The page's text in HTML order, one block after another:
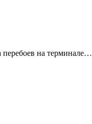
перебоев на терминале…